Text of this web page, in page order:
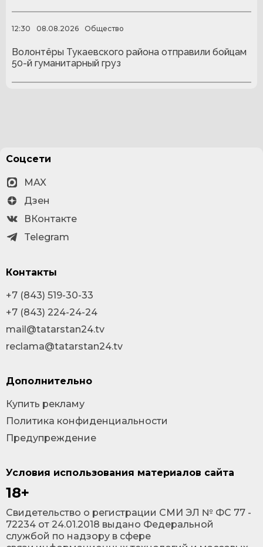
12:30 08.08.2026 Общество
Волонтёры Тукаевского района отправили бойцам
50-й гуманитарный груз
Условия использования материалов сайта
18+
Cвидетельство о регистрации СМИ ЭЛ № ФС 77 -
72234 от 24.01.2018 выдано Федеральной
службой по надзору в сфере
Соцсети
MAX
Дзен
ВКонтакте
Telegram
Контакты
+7 (843) 519-30-33
+7 (843) 224-24-24
mail@tatarstan24.tv
reclama@tatarstan24.tv
Дополнительно
Купить рекламу
Политика конфиденциальности
Предупреждение